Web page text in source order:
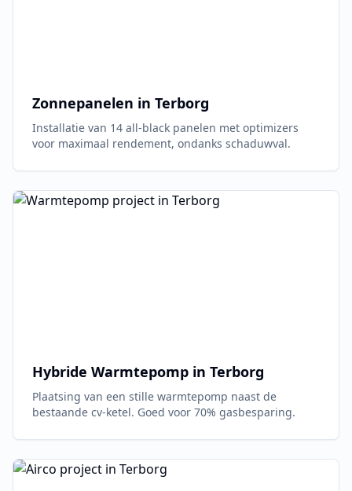
Zonnepanelen in Terborg
Installatie van 14 all-black panelen met optimizers
voor maximaal rendement, ondanks schaduwval.
Hybride Warmtepomp in Terborg
Plaatsing van een stille warmtepomp naast de
bestaande cv-ketel. Goed voor 70% gasbesparing.